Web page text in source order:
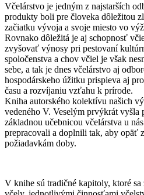
Včelárstvo je jedným z najstarších
produkty boli pre človeka dôležitou
začiatku vývoja a svoje miesto vo
Rovnako dôležitá je aj schopnosť
zvyšovať výnosy pri pestovaní
spoločenstva a chov včiel je však
sebe, a tak je dnes včelárstvo aj
hospodárskeho úžitku prispieva aj
času a rozvíjaniu vzťahu k prírode.
Kniha autorského kolektívu našich
vedeného V. Veselým prvýkrát vyšla
základnou učebnicou včelárstva u
prepracovali a doplnili tak, aby opäť
požiadavkám doby.
V knihe sú tradičné kapitoly, ktoré sa